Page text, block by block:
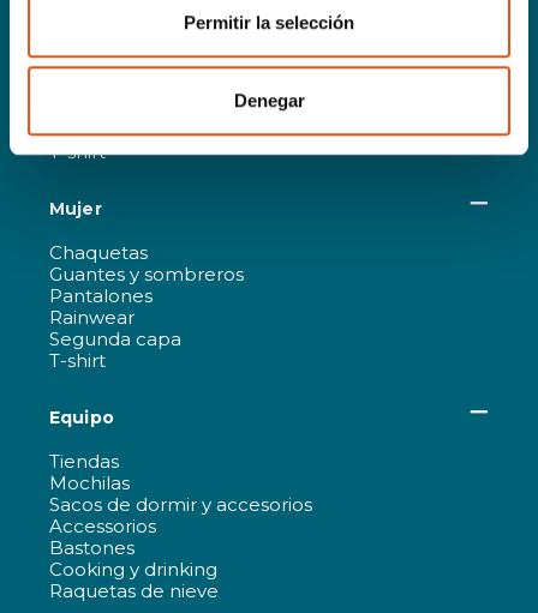
Permitir la selección
Denegar
Guantes y sombreros
Segunda capa
T-shirt
Mujer
Chaquetas
Guantes y sombreros
Pantalones
Rainwear
Segunda capa
T-shirt
Equipo
Tiendas
Mochilas
Sacos de dormir y accesorios
Accessorios
Bastones
Cooking y drinking
Raquetas de nieve